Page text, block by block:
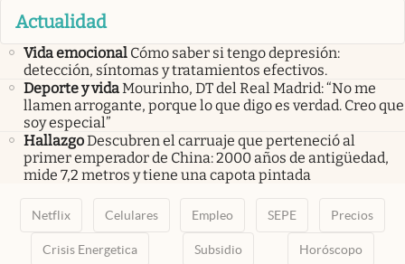
Actualidad
Vida emocional Cómo saber si tengo depresión:
detección, síntomas y tratamientos efectivos.
Deporte y vidaMourinho, DT del Real Madrid: “No me
llamen arrogante, porque lo que digo es verdad. Creo que
soy especial”
HallazgoDescubren el carruaje que perteneció al
primer emperador de China: 2000 años de antigüedad,
mide 7,2 metros y tiene una capota pintada
Netflix Celulares Empleo SEPE Precios
Crisis Energetica Subsidio Horóscopo